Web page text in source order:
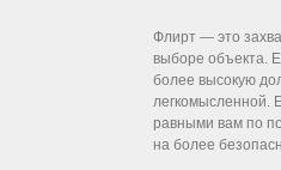
Флирт — это
выборе объекта.
более высокую
легкомысленной.
равными вам по
на более